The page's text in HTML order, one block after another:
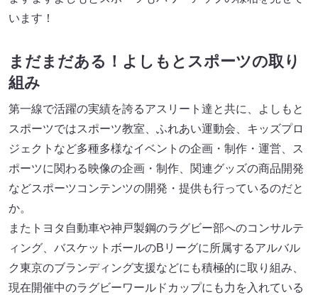
います！
まだまだある！よしもとスポーツの取り
組み
第一線で活躍の実績を誇るアスリート達と共に、よしもと
スポーツではスポーツ教室、ふれあい運動会、キッズプロ
ジェクトなど多種多様なイベントの企画・制作・運営、ス
ポーツに関わる映像の企画・制作、関連グッズの商品開発
などスポーツコンテンツの開発・提供も行っているのだと
か。
またトヨタ自動車や神戸製鋼のラグビー部へのコンサルテ
ィング、バスケットボールのBリーグに所属するアルバル
ク東京のブランディング支援などにも積極的に取り組み、
現在開催中のラグビーワールドカップにも力を入れている